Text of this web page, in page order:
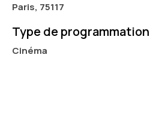
Paris, 75117
Type de programmation
Cinéma